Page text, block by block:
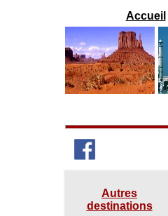
Accueil
Autres
destinations